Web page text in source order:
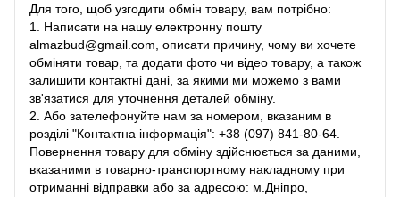
Для того, щоб узгодити обмін товару, вам потрібно:
1. Написати на нашу електронну пошту
almazbud@gmail.com, описати причину, чому ви хочете
обміняти товар, та додати фото чи відео товару, а також
залишити контактні дані, за якими ми можемо з вами
зв'язатися для уточнення деталей обміну.
2. Або зателефонуйте нам за номером, вказаним в
розділі "Контактна інформація": +38 (097) 841-80-64.
Повернення товару для обміну здійснюється за даними,
вказаними в товарно-транспортному накладному при
отриманні відправки або за адресою: м.Дніпро,